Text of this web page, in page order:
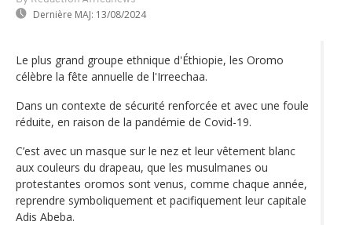
Dernière MAJ: 13/08/2024
Le plus grand groupe ethnique d'Éthiopie, les Oromo
célèbre la fête annuelle de l'Irreechaa.
Dans un contexte de sécurité renforcée et avec une foule
réduite, en raison de la pandémie de Covid-19.
C’est avec un masque sur le nez et leur vêtement blanc
aux couleurs du drapeau, que les musulmanes ou
protestantes oromos sont venus, comme chaque année,
reprendre symboliquement et pacifiquement leur capitale
Adis Abeba.